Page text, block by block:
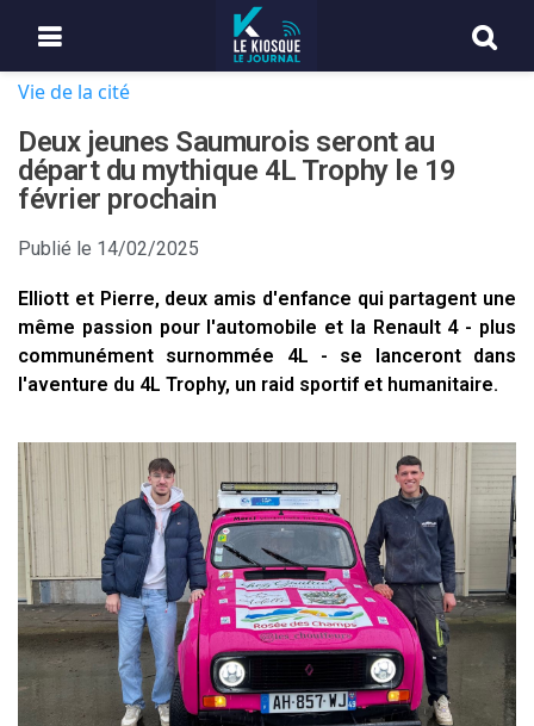
Vie de la cité
Deux jeunes Saumurois seront au
départ du mythique 4L Trophy le 19
février prochain
Publié le 14/02/2025
Elliott et Pierre, deux amis d'enfance qui partagent une
même passion pour l'automobile et la Renault 4 - plus
communément surnommée 4L - se lanceront dans
l'aventure du 4L Trophy, un raid sportif et humanitaire.